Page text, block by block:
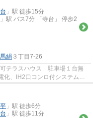
」駅 徒歩15分
」駅 バス7分 「寺台」 停歩2
馬絹 ３丁目7-26
可テラスハウス 駐車場１台無
、IH2口コンロ付システムキ
、T...
」駅 徒歩6分
」駅 徒歩11分